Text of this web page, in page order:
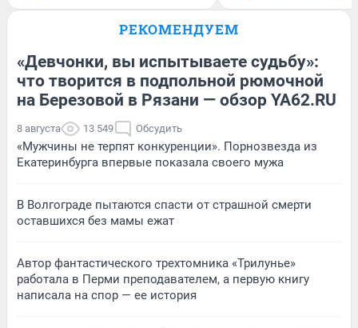
РЕКОМЕНДУЕМ
«Девчонки, вы испытываете судьбу»:
что творится в подпольной рюмочной
на Березовой в Рязани — обзор YA62.RU
8 августа 13 549 Обсудить
«Мужчины не терпят конкуренции». Порнозвезда из
Екатеринбурга впервые показала своего мужа
В Волгограде пытаются спасти от страшной смерти
оставшихся без мамы ежат
Автор фантастического трехтомника «Трилунье»
работала в Перми преподавателем, а первую книгу
написала на спор — ее история